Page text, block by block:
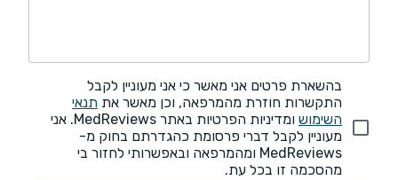
בהשארת פרטים אני מאשר כי אני מעוניין לקבל
התקשרות חוזרת מהמרפאה, וכן מאשר את תנאי
השימוש
ומדיניות הפרטיות באתר MedReviews. אני
מעוניין לקבל דברי פרסומת כהגדרתם בחוק מ-
MedReviews ומהמרפאה ובאפשרותי לחזור בי
מהסכמה זו בכל עת.